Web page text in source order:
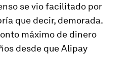
se vio facilitado por
que decir, demorada.
máximo de dinero
desde que Alipay